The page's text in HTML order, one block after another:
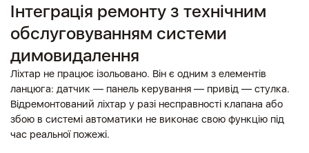
Інтеграція ремонту з технічним
обслуговуванням системи
димовидалення
Ліхтар не працює ізольовано. Він є одним з елементів
ланцюга: датчик — панель керування — привід — стулка.
Відремонтований ліхтар у разі несправності клапана або
збою в системі автоматики не виконає свою функцію під
час реальної пожежі.